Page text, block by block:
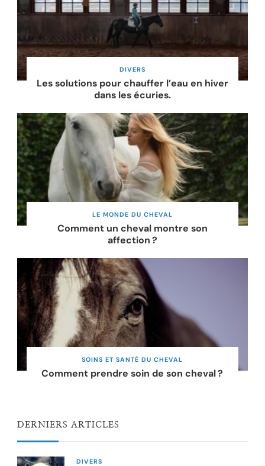
DIVERS
Les solutions pour chauffer l’eau en hiver
dans les écuries.
LE MONDE DU CHEVAL
Comment un cheval montre son
affection ?
SOINS ET SANTÉ DU CHEVAL
Comment prendre soin de son cheval ?
DERNIERS ARTICLES
DIVERS